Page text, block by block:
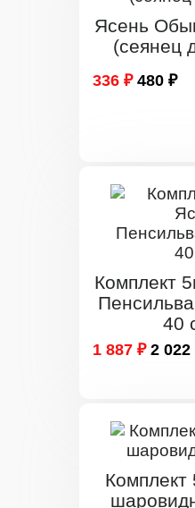
Ясень
(сеянец
336 ₽ 480 ₽
Комплект
40
1 887 ₽ 2 022